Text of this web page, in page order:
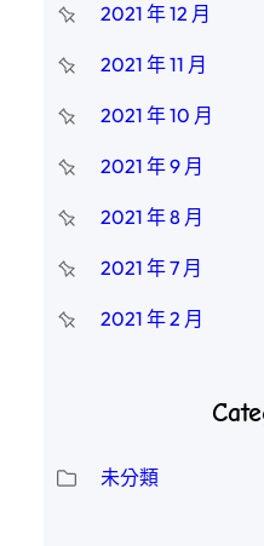
2021 年 12 月
2021 年 11 月
2021 年 10 月
2021 年 9 月
2021 年 8 月
2021 年 7 月
2021 年 2 月
未分類